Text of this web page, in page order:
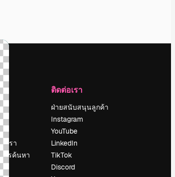
า
เรา
ารค้นหา
ติดต่อเรา
ฝ่ายสนับสนุนลูกค้า
Instagram
YouTube
LinkedIn
TikTok
Discord